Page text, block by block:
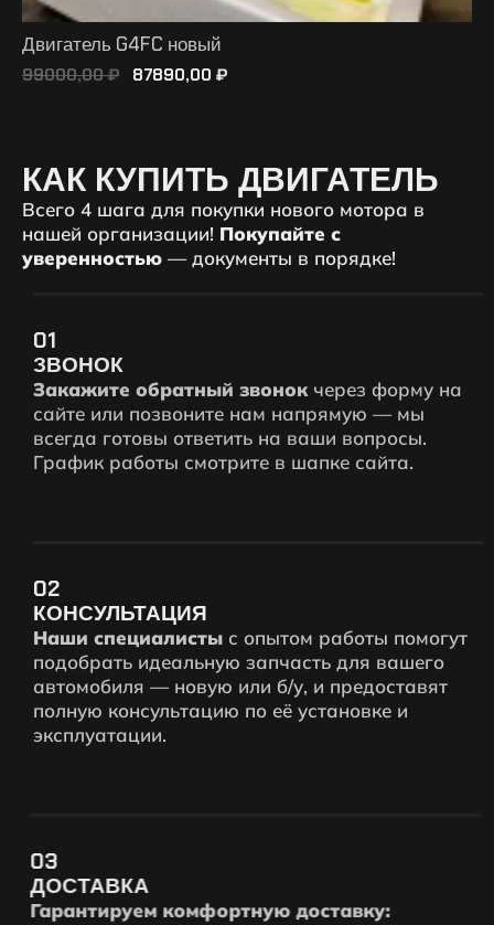
Двигатель G4FC новый
99000,00₽ 87890,00 ₽
КАК КУПИТЬ ДВИГАТЕЛЬ
Всего 4 шага для покупки нового мотора в
нашей организации! Покупайте с
уверенностью — документы в порядке!
01
ЗВОНОК
Закажите обратный звонокчерез форму на
сайте или позвоните нам напрямую — мы
всегда готовы ответить на ваши вопросы.
График работы смотрите в шапке сайта.
02
КОНСУЛЬТАЦИЯ
Наши специалистыс опытом работы помогут
подобрать идеальную запчасть для вашего
автомобиля — новую или б/у, и предоставят
полную консультацию по её установке и
эксплуатации.
03
ДОСТАВКА
Гарантируем комфортную доставку: